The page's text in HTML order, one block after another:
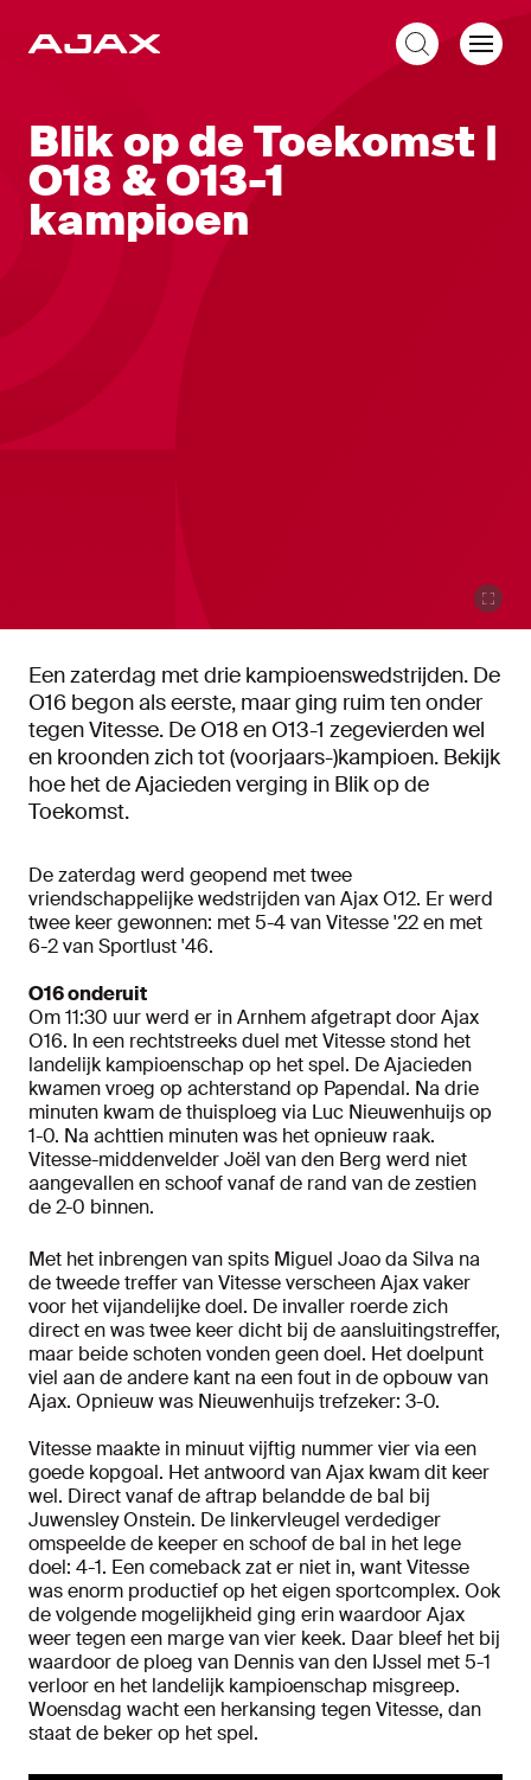
Blik op de Toekomst |
O18 & O13-1
kampioen
Een zaterdag met drie kampioenswedstrijden. De
O16 begon als eerste, maar ging ruim ten onder
tegen Vitesse. De O18 en O13-1 zegevierden wel
en kroonden zich tot (voorjaars-)kampioen. Bekijk
hoe het de Ajacieden verging in Blik op de
Toekomst.
De zaterdag werd geopend met twee
vriendschappelijke wedstrijden van Ajax O12. Er werd
twee keer gewonnen: met 5-4 van Vitesse '22 en met
6-2 van Sportlust '46.
O16 onderuit
Om 11:30 uur werd er in Arnhem afgetrapt door Ajax
O16. In een rechtstreeks duel met Vitesse stond het
landelijk kampioenschap op het spel. De Ajacieden
kwamen vroeg op achterstand op Papendal. Na drie
minuten kwam de thuisploeg via Luc Nieuwenhuijs op
1-0. Na achttien minuten was het opnieuw raak.
Vitesse-middenvelder Joël van den Berg werd niet
aangevallen en schoof vanaf de rand van de zestien
de 2-0 binnen.
Met het inbrengen van spits Miguel Joao da Silva na
de tweede treffer van Vitesse verscheen Ajax vaker
voor het vijandelijke doel. De invaller roerde zich
direct en was twee keer dicht bij de aansluitingstreffer,
maar beide schoten vonden geen doel. Het doelpunt
viel aan de andere kant na een fout in de opbouw van
Ajax. Opnieuw was Nieuwenhuijs trefzeker: 3-0.
Vitesse maakte in minuut vijftig nummer vier via een
goede kopgoal. Het antwoord van Ajax kwam dit keer
wel. Direct vanaf de aftrap belandde de bal bij
Juwensley Onstein. De linkervleugel verdediger
omspeelde de keeper en schoof de bal in het lege
doel: 4-1. Een comeback zat er niet in, want Vitesse
was enorm productief op het eigen sportcomplex. Ook
de volgende mogelijkheid ging erin waardoor Ajax
weer tegen een marge van vier keek. Daar bleef het bij
waardoor de ploeg van Dennis van den IJssel met 5-1
verloor en het landelijk kampioenschap misgreep.
Woensdag wacht een herkansing tegen Vitesse, dan
staat de beker op het spel.